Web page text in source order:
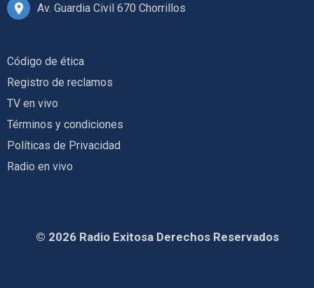
Av. Guardia Civil 670 Chorrillos
Código de ética
Registro de reclamos
TV en vivo
Términos y condiciones
Políticas de Privacidad
Radio en vivo
© 2026 Radio Exitosa Derechos Reservados